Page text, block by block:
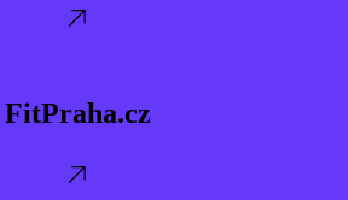
FitPraha.cz